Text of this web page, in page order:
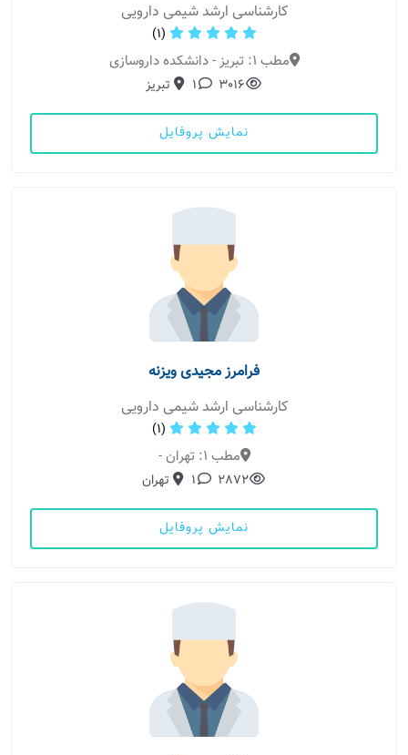
کارشناسی ارشد شیمی دارویی
(1)
مطب 1: تبریز - دانشکده داروسازی
3016
1 تبریز
نمایش پروفایل
فرامرز مجیدی ویزنه
کارشناسی ارشد شیمی دارویی
(1)
مطب 1: تهران -
2872
1 تهران
نمایش پروفایل